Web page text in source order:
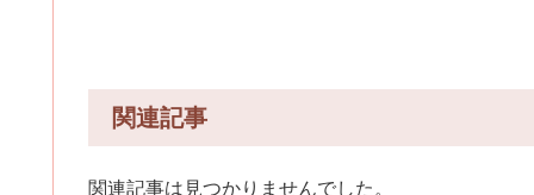
関連記事
関連記事は見つかりませんでした。